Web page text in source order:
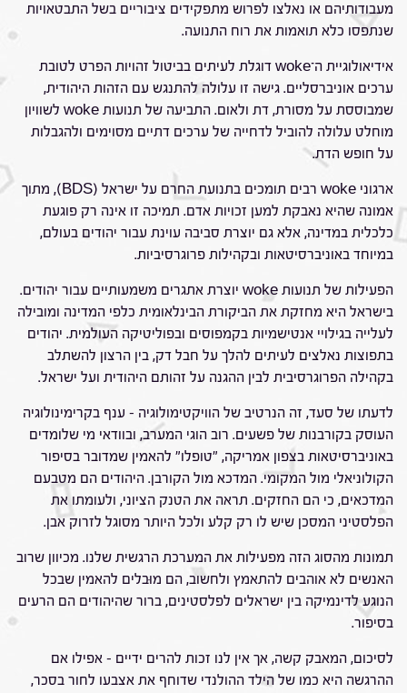
מעבודותיהם או נאלצו לפרוש מתפקידים ציבוריים בשל התבטאויות
שנתפסו כלא תואמות את רוח התנועה.
אידיאולוגיית ה־woke דוגלת לעיתים בביטול זהויות הפרט לטובת
ערכים אוניברסליים. גישה זו עלולה להתנגש עם הזהות היהודית,
שמבוססת על מסורת, דת ולאום. התביעה של תנועות woke לשוויון
מוחלט עלולה להוביל לדחייה של ערכים דתיים מסוימים ולהגבלות
על חופש הדת.
ארגוני woke רבים תומכים בתנועת החרם על ישראל (BDS), מתוך
אמונה שהיא נאבקת למען זכויות אדם. תמיכה זו אינה רק פוגעת
כלכלית במדינה, אלא גם יוצרת סביבה עוינת עבור יהודים בעולם,
במיוחד באוניברסיטאות ובקהילות פרוגרסיביות.
הפעילות של תנועות woke יוצרת אתגרים משמעותיים עבור יהודים.
בישראל היא מחזקת את הביקורת הבינלאומית כלפי המדינה ומובילה
לעלייה בגילויי אנטישמיות בקמפוסים ובפוליטיקה העולמית. יהודים
בתפוצות נאלצים לעיתים להלך על חבל דק, בין הרצון להשתלב
בקהילה הפרוגרסיבית לבין ההגנה על זהותם היהודית ועל ישראל.
לדעתו של סעד, זה הנרטיב של הוויקטימולוגיה – ענף בקרימינולוגיה
העוסק בקורבנות של פשעים. רוב הוגי המערב, ובוודאי מי שלומדים
באוניברסיטאות בצפון אמריקה, "טופלו" להאמין שמדובר בסיפור
הקולוניאלי מול המקומי. המדכא מול הקורבן. היהודים הם מטבעם
המדכאים, כי הם החזקים. תראה את הטנק הציוני, ולעומתו את
הפלסטיני המסכן שיש לו רק קלע ולכל היותר מסוגל לזרוק אבן.
תמונות מהסוג הזה מפעילות את המערכת הרגשית שלנו. מכיוון שרוב
האנשים לא אוהבים להתאמץ ולחשוב, הם מוּבלים להאמין שבכל
הנוגע לדינמיקה בין ישראלים לפלסטינים, ברור שהיהודים הם הרעים
בסיפור.
לסיכום, המאבק קשה, אך אין לנו זכות להרים ידיים – אפילו אם
ההרגשה היא כמו של הילד ההולנדי שדוחף את אצבעו לחור בסכר,